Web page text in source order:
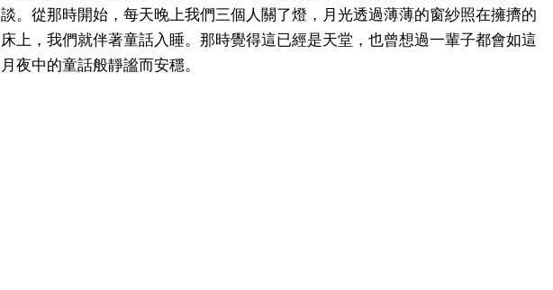
談。從那時開始，每天晚上我們三個人關了燈，月光透過薄薄的窗紗照在擁擠的
床上，我們就伴著童話入睡。那時覺得這已經是天堂，也曾想過一輩子都會如這
月夜中的童話般靜謐而安穩。